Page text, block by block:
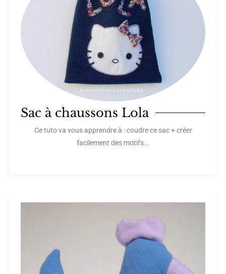
Sac à chaussons Lola
Ce tuto va vous apprendre à : coudre ce sac + créer
facilement des motifs...